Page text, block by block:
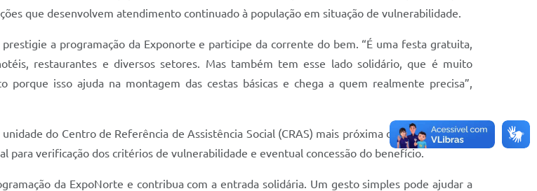
que desenvolvem atendimento continuado à população em situação de vulnerabilidade.
a programação da Exponorte e participe da corrente do bem. “É uma festa gratuita,
restaurantes e diversos setores. Mas também tem esse lado solidário, que é muito
isso ajuda na montagem das cestas básicas e chega a quem realmente precisa”,
do Centro de Referência de Assistência Social (CRAS) mais próxima da residência. No
para verificação dos critérios de vulnerabilidade e eventual concessão do benefício.
da ExpoNorte e contribua com a entrada solidária. Um gesto simples pode ajudar a